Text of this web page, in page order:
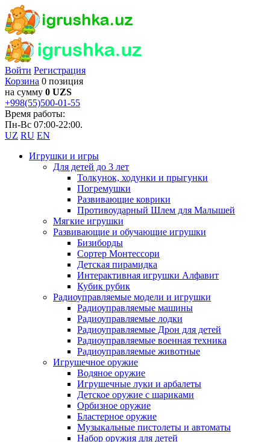
Войти Регистрация
Корзина 0 позиция
на сумму 0 UZS
+998(55)500-01-55
Время работы:
Пн-Вс 07:00-22:00.
UZ RU EN
Игрушки и игры
Для детей до 3 лет
Толкунок, ходунки и прыгунки
Погремушки
Развивающие коврики
Противоударный Шлем для Малышей
Мягкие игрушки
Развивающие и обучающие игрушки
Бизиборды
Сортер Монтессори
Детская пирамидка
Интерактивная игрушки Алфавит
Кубик рубик
Радиоуправляемые модели и игрушки
Радиоуправляемые машины
Радиоуправляемые лодки
Радиоуправляемые Дрон для детей
Радиоуправляемые военная техника
Радиоуправляемые животные
Игрушечное оружие
Водяное оружие
Игрушечные луки и арбалеты
Детское оружие с шариками
Орбизное оружие
Бластерное оружие
Музыкальные пистолеты и автоматы
Набор оружия для детей